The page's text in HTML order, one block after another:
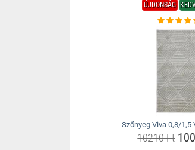
ÚJDONSÁG
Szőnyeg Viva 0,8/1,5
10210 Ft